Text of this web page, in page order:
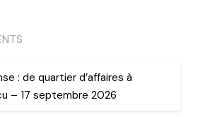
: de quartier d’affaires à
– 17 septembre 2026